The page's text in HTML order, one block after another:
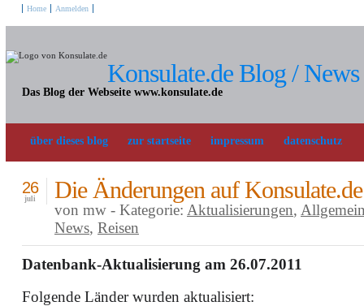
Konsulate.de Blog / News
Das Blog der Webseite www.konsulate.de
Home Anmelden
über dieses blog zur startseite impressum datenschutz
Die Änderungen auf
26
juli
von mw - Kategorie: Aktualisierungen,
News, Reisen
Datenbank-Aktualisierung am 26.07.2011
Folgende Länder wurden aktualisiert: